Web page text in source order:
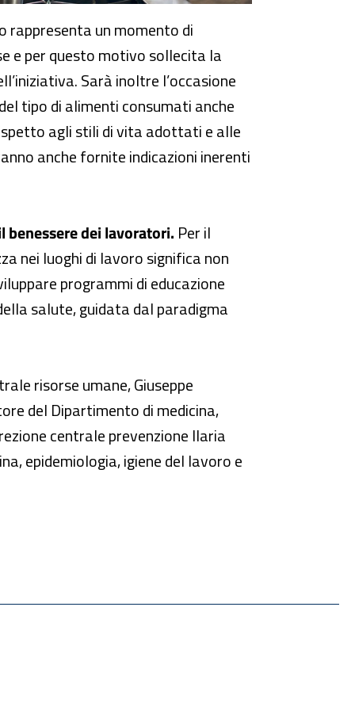
rappresenta un momento di
e per questo motivo sollecita la
Sarà inoltre l’occasione
tipo di alimenti consumati anche
agli stili di vita adottati e alle
anche fornite indicazioni inerenti
dei lavoratori. Per il
nei luoghi di lavoro significa non
programmi di educazione
salute, guidata dal paradigma
risorse umane, Giuseppe
del Dipartimento di medicina,
centrale prevenzione Ilaria
epidemiologia, igiene del lavoro e